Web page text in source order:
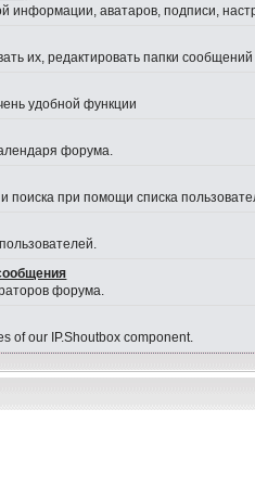
информации, аватаров, подписи,
их, редактировать папки
удобной функции
форума.
поиска при помощи списка
форума.
of our IP.Shoutbox component.